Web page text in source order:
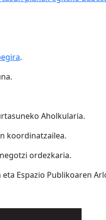
.
Aholkularia.
koordinatzailea.
ordezkaria.
Espazio Publikoaren